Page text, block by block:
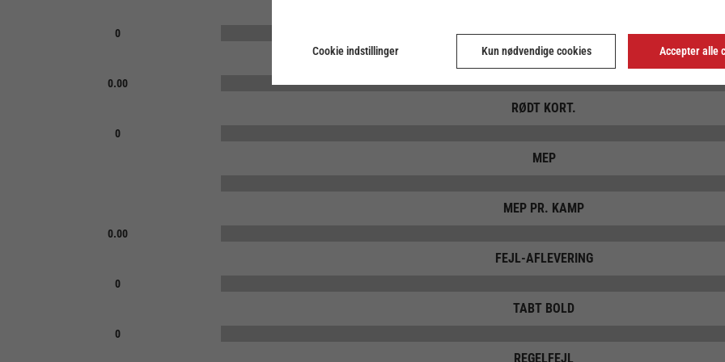
0
2 MIN. PR. KAMP
0.00
RØDT KORT.
0
MEP
MEP PR. KAMP
0.00
FEJL-AFLEVERING
0
TABT BOLD
0
REGELFEJL
Cookie indstillinger Kun nødvendige cookies Accepter alle